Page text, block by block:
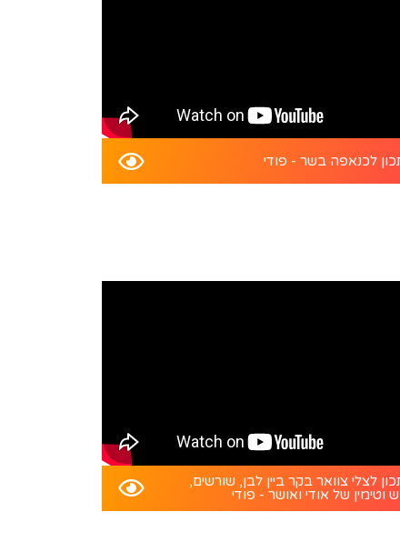
לכנאפה בשר - פודי
לצלי צוואר בקר ביין לבן, שורשים,
וטימין של אודי ואושר - פודי